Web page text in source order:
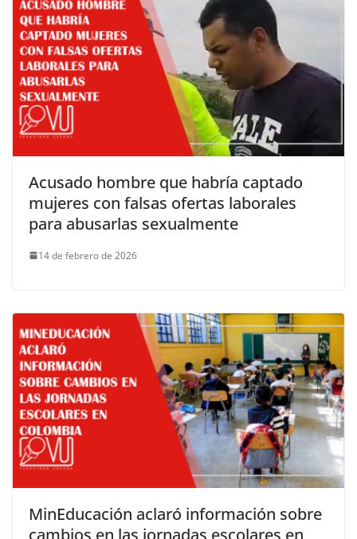
Acusado hombre que habría captado
mujeres con falsas ofertas laborales
para abusarlas sexualmente
14 de febrero de 2026
MinEducación aclaró información sobre
cambios en las jornadas escolares en